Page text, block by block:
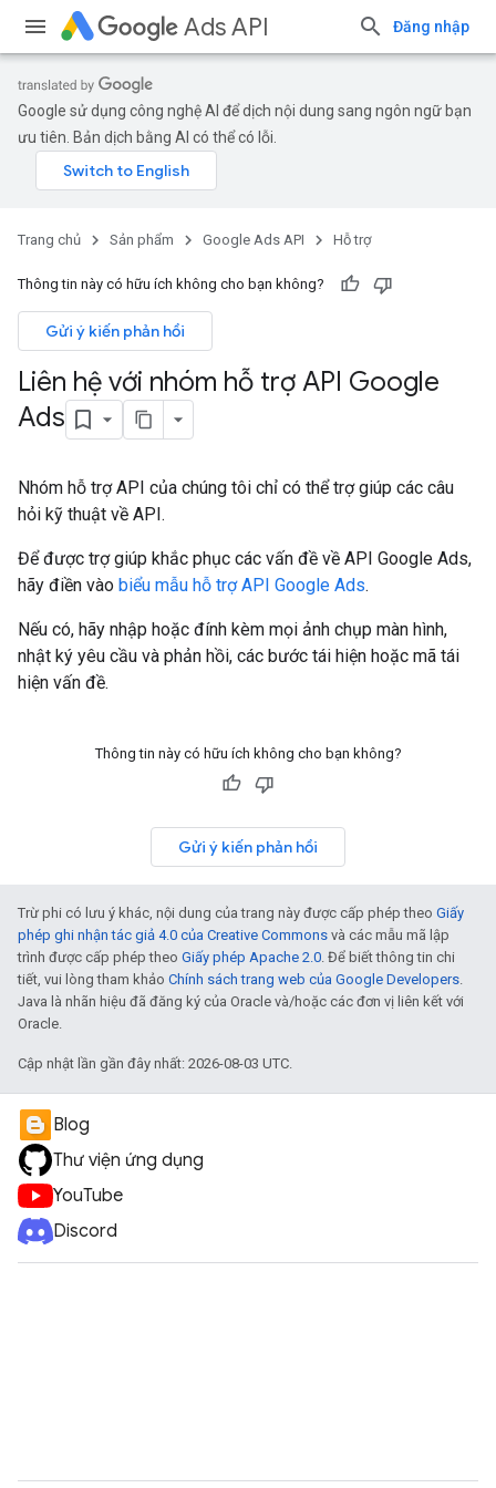
Ads API Đăng nhập
Google sử dụng công nghệ AI để dịch nội dung sang ngôn ngữ bạn
ưu tiên. Bản dịch bằng AI có thể có lỗi.
Trang chủ Sản phẩm Google Ads API Hỗ trợ
Thông tin này có hữu ích không cho bạn không?
Gửi ý kiến phản hồi
Liên hệ với nhóm hỗ trợ API Google
Ads
Nhóm hỗ trợ API của chúng tôi chỉ có thể trợ giúp các câu
hỏi kỹ thuật về API.
Để được trợ giúp khắc phục các vấn đề về API Google Ads,
hãy điền vào biểu mẫu hỗ trợ API Google Ads.
Nếu có, hãy nhập hoặc đính kèm mọi ảnh chụp màn hình,
nhật ký yêu cầu và phản hồi, các bước tái hiện hoặc mã tái
hiện vấn đề.
Thông tin này có hữu ích không cho bạn không?
Gửi ý kiến phản hồi
Trừ phi có lưu ý khác, nội dung của trang này được cấp phép theo Giấy
phép ghi nhận tác giả 4.0 của Creative Commons và các mẫu mã lập
trình được cấp phép theo Giấy phép Apache 2.0. Để biết thông tin chi
tiết, vui lòng tham khảo Chính sách trang web của Google Developers.
Java là nhãn hiệu đã đăng ký của Oracle và/hoặc các đơn vị liên kết với
Oracle.
Cập nhật lần gần đây nhất: 2026-08-03 UTC.
Blog
Thư viện ứng dụng
YouTube
Discord